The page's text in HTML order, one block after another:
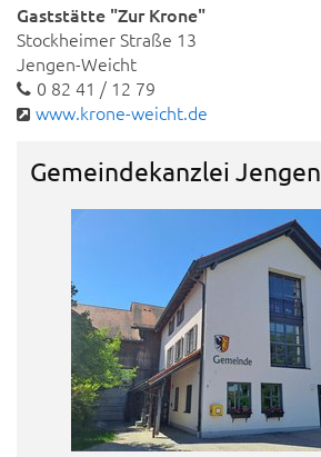
Gaststätte "Zur Krone"
Stockheimer Straße 13
Jengen-Weicht
0 82 41 / 12 79
www.krone-weicht.de
Gemeindekanzlei Jengen